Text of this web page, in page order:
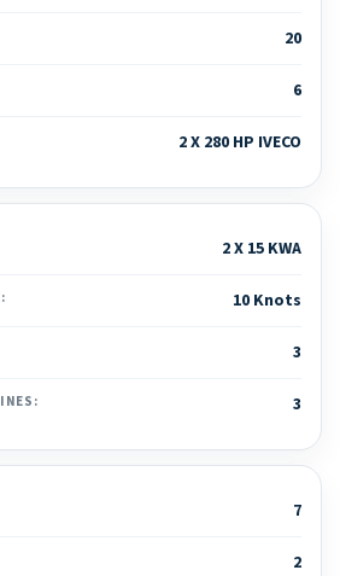
20
6
2 X 280 HP IVECO
2 X 15 KWA
10 Knots
3
3
7
2